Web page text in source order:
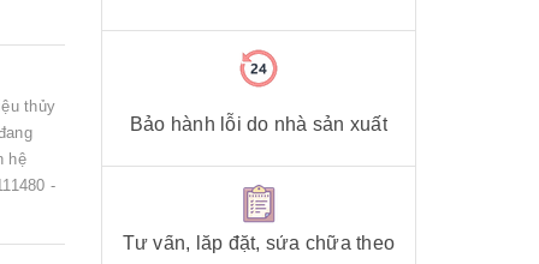
thủy
hệ
-
Bảo hành lỗi do nhà sản xuất
Tư vấn, lắp đặt, sửa chữa theo